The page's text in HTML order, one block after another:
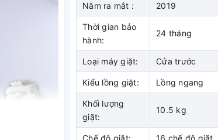
Năm ra mắt : 2019
Thời gian bảo
hành:
24 tháng
Loại máy giặt: Cửa trước
Kiểu lồng giặt: Lồng ngang
Khối lượng
giặt:
10.5 kg
Chế độ giặt: 16 chế độ giặt